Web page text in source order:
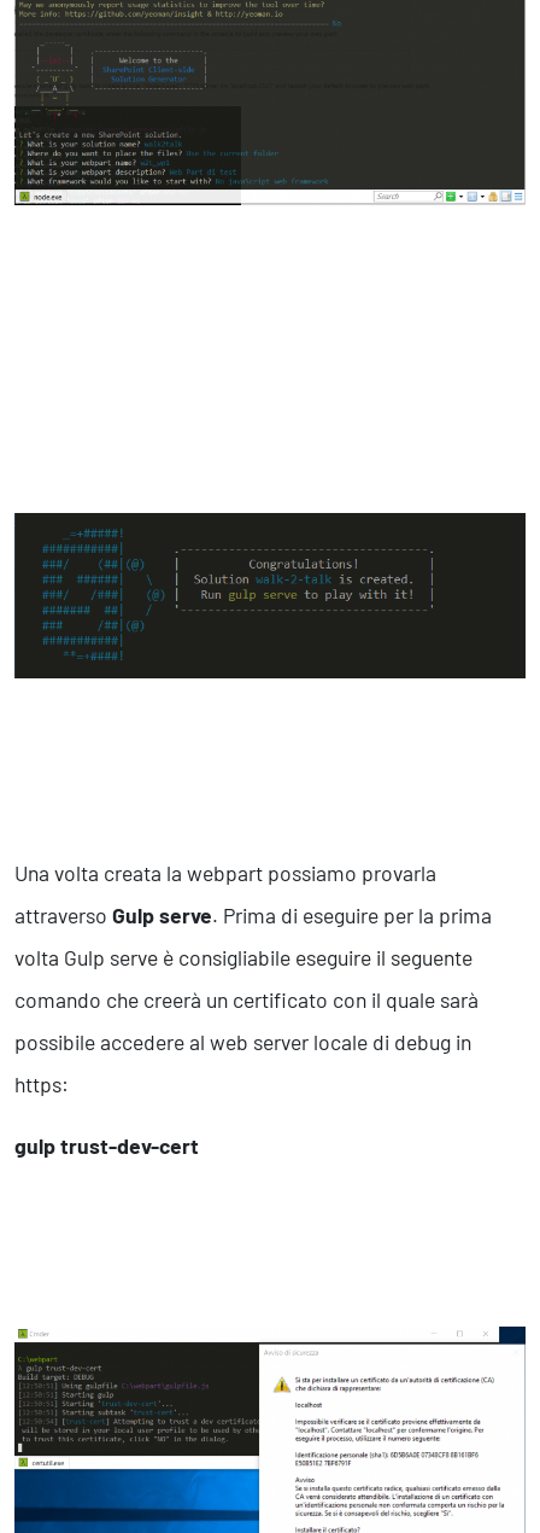
Una volta creata la webpart possiamo provarla
attraverso Gulp serve. Prima di eseguire per la prima
volta Gulp serve è consigliabile eseguire il seguente
comando che creerà un certificato con il quale sarà
possibile accedere al web server locale di debug in
https:
gulp trust-dev-cert